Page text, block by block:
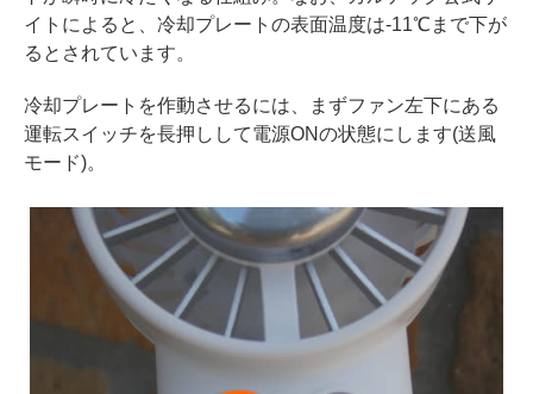
イトによると、冷却プレートの表面温度は-11℃まで下が
るとされています。
冷却プレートを作動させるには、まずファン左下にある
運転スイッチを長押しして電源ONの状態にします(送風
モード)。